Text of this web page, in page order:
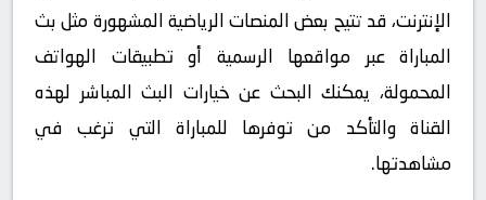
الإنترنت، قد تتيح بعض المنصات الرياضية المشهورة مثل بث
المباراة عبر مواقعها الرسمية أو تطبيقات الهواتف
المحمولة، يمكنك البحث عن خيارات البث المباشر لهذه
القناة والتأكد من توفرها للمباراة التي ترغب في
مشاهدتها.